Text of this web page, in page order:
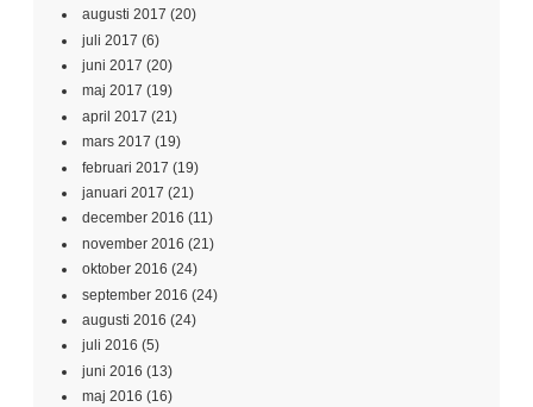
augusti 2017 (20)
juli 2017 (6)
juni 2017 (20)
maj 2017 (19)
april 2017 (21)
mars 2017 (19)
februari 2017 (19)
januari 2017 (21)
december 2016 (11)
november 2016 (21)
oktober 2016 (24)
september 2016 (24)
augusti 2016 (24)
juli 2016 (5)
juni 2016 (13)
maj 2016 (16)